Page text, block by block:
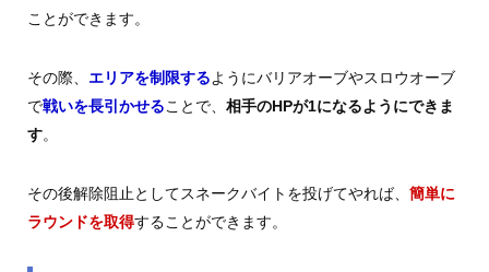
ことができます。
その際、 エリアを制限するようにバリアオーブやスロウオーブ
で戦いを長引かせることで、 相手のHPが1になるようにできま
す。
その後解除阻止としてスネークバイトを投げてやれば、 簡単に
ラウンドを取得することができます。